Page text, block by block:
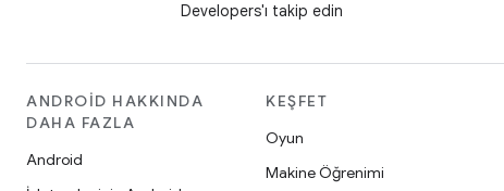
Developers'ı takip edin
ANDROID HAKKINDA
DAHA FAZLA
Android
KEŞFET
Oyun
Makine Öğrenimi